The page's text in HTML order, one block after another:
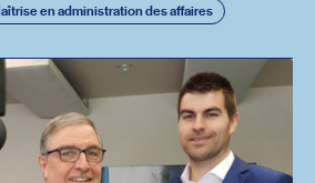
en administration des affaires